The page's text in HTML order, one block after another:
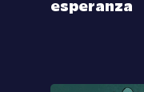
esperanza